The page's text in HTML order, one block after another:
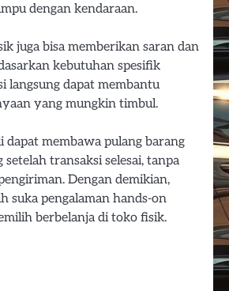
dengan kendaraan.
juga bisa memberikan saran dan
kebutuhan spesifik
langsung dapat membantu
yang mungkin timbul.
dapat membawa pulang barang
transaksi selesai, tanpa
Dengan demikian,
suka pengalaman hands-on
berbelanja di toko fisik.